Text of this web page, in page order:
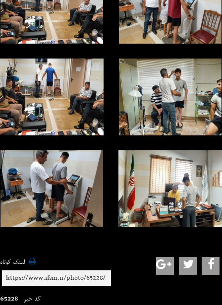
لینک کوتاه
کد خبر 65228